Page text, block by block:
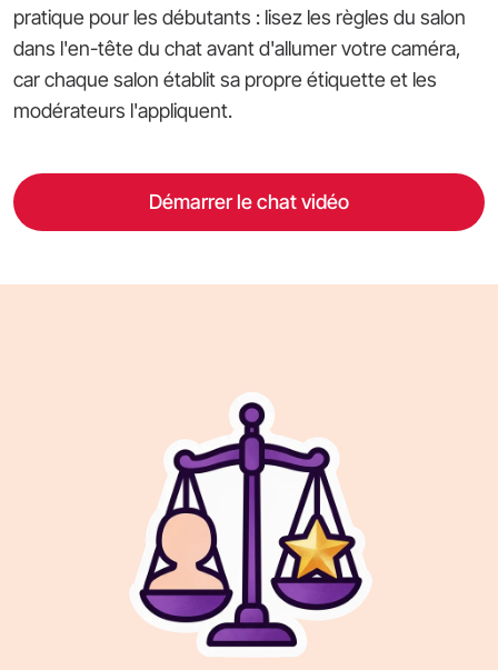
pratique pour les débutants : lisez les règles du salon
dans l'en-tête du chat avant d'allumer votre caméra,
car chaque salon établit sa propre étiquette et les
modérateurs l'appliquent.
Démarrer le chat vidéo